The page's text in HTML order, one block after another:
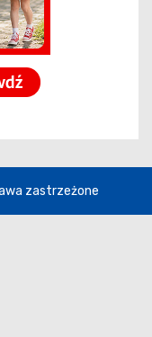
zastrzeżone